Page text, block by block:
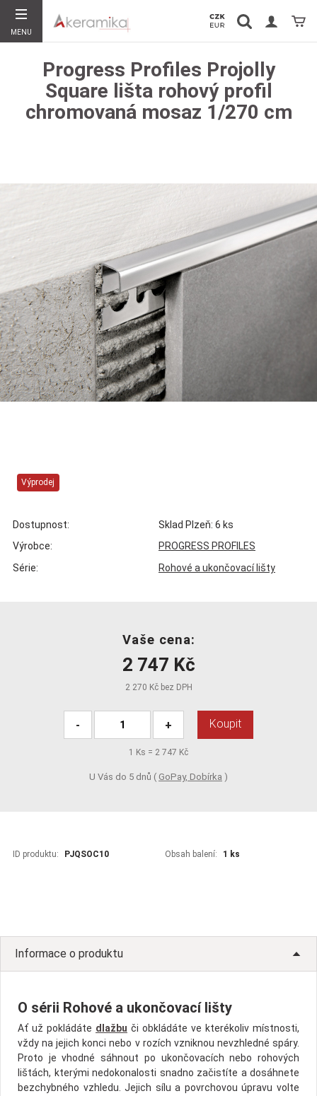
MENU
Vyhledávání Košík
Progress Profiles Projolly
Square lišta rohový profil
chromovaná mosaz 1/270 cm
Výprodej
Dostupnost:
Sklad Plzeň: 6 ks
Výrobce:
PROGRESS PROFILES
Série:
Rohové a ukončovací lišty
Vaše cena:
2 747 Kč
2 270 Kč bez DPH
- + Koupit
1 Ks = 2 747 Kč
U Vás do 5 dnů ( GoPay, Dobírka )
ID produktu: PJQSOC10 Obsah balení: 1 ks
Informace o produktu
O sérii Rohové a ukončovací lišty
Ať už pokládáte dlažbu či obkládáte ve kterékoliv místnosti,
vždy na jejich konci nebo v rozích vzniknou nevzhledné spáry.
Proto je vhodné sáhnout po ukončovacích nebo rohových
lištách, kterými nedokonalosti snadno začistíte a dosáhnete
bezchybného vzhledu. Jejich sílu a povrchovou úpravu volte